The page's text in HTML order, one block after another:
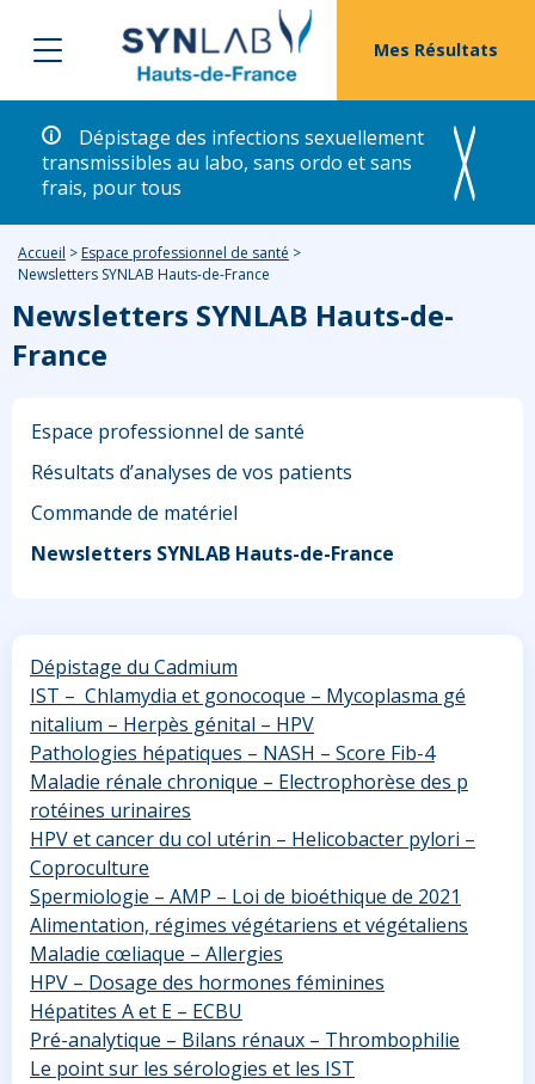
Mes Résultats
Dépistage des infections sexuellement
transmissibles au labo, sans ordo et sans
frais, pour tous
Accueil > Espace professionnel de santé >
Newsletters SYNLAB Hauts-de-France
Newsletters SYNLAB Hauts-de-
France
Espace professionnel de santé
Résultats d’analyses de vos patients
Commande de matériel
Newsletters SYNLAB Hauts-de-France
Dépistage du Cadmium
IST – Chlamydia et gonocoque – Mycoplasma gé
nitalium – Herpès génital – HPV
Pathologies hépatiques – NASH – Score Fib-4
Maladie rénale chronique – Electrophorèse des p
rotéines urinaires
HPV et cancer du col utérin – Helicobacter pylori –
Coproculture
Spermiologie – AMP – Loi de bioéthique de 2021
Alimentation, régimes végétariens et végétaliens
Maladie cœliaque – Allergies
HPV – Dosage des hormones féminines
Hépatites A et E – ECBU
Pré-analytique – Bilans rénaux – Thrombophilie
Le point sur les sérologies et les IST